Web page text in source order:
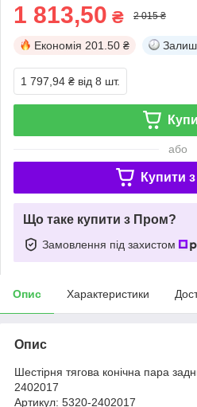
1 813,50 ₴ 2 015 ₴
Економія 201.50 ₴
1 797,94 ₴ від 8 шт.
або
Купити з
Що таке купити з Пром?
Замовлення під захистом
Опис Характеристики
Опис
Шестірня тягова конічна пара
2402017
Артикул: 5320-2402017